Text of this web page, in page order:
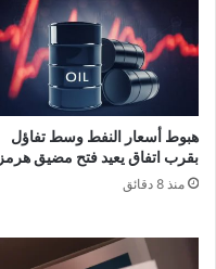
هبوط أسعار النفط وسط تفاؤل
بقرب اتفاق يعيد فتح مضيق هرمز
منذ 8 دقائق